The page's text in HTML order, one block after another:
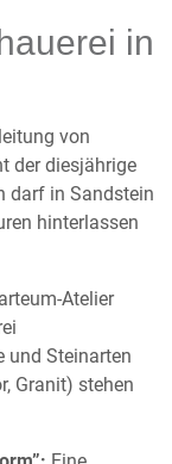
in
von
der diesjährige
darf in Sandstein
hinterlassen
Atelier
und Steinarten
Granit) stehen